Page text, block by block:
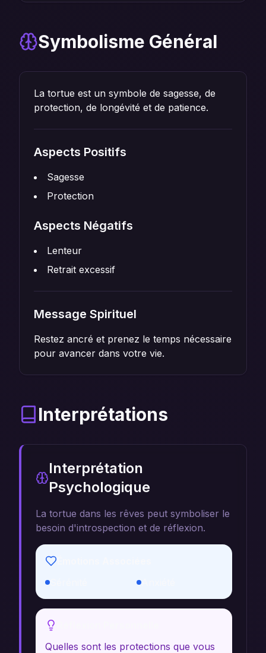
Symbolisme Général
La tortue est un symbole de sagesse, de
protection, de longévité et de patience.
Aspects Positifs
Sagesse
Protection
Aspects Négatifs
Lenteur
Retrait excessif
Message Spirituel
Restez ancré et prenez le temps nécessaire
pour avancer dans votre vie.
Interprétations
Interprétation
Psychologique
La tortue dans les rêves peut symboliser le
besoin d'introspection et de réflexion.
Anxiété
Quelles sont les protections que vous